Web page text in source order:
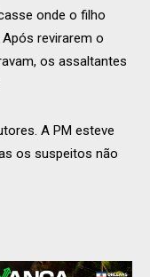
onde o filho
revirarem o
os assaltantes
A PM esteve
os suspeitos não